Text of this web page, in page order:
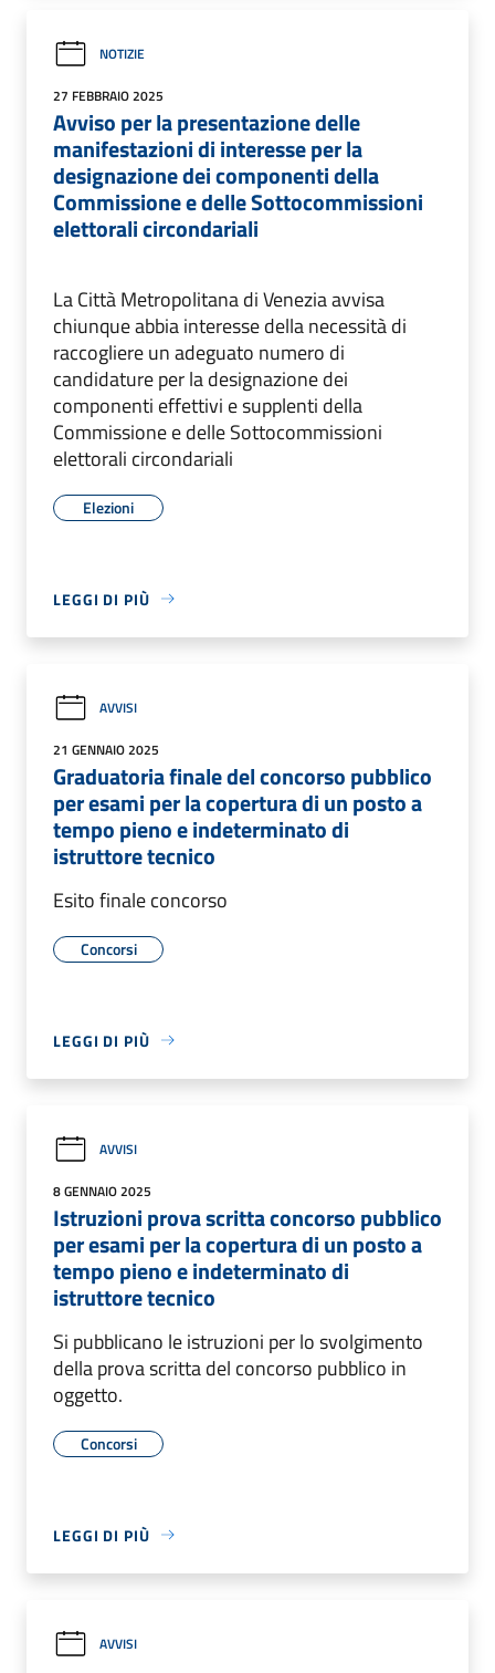
NOTIZIE
27 FEBBRAIO 2025
Avviso per la presentazione delle
manifestazioni di interesse per la
designazione dei componenti della
Commissione e delle Sottocommissioni
elettorali circondariali
La Città Metropolitana di Venezia avvisa
chiunque abbia interesse della necessità di
raccogliere un adeguato numero di
candidature per la designazione dei
componenti effettivi e supplenti della
Commissione e delle Sottocommissioni
elettorali circondariali
Elezioni
LEGGI DI PIÙ
AVVISI
21 GENNAIO 2025
Graduatoria finale del concorso pubblico
per esami per la copertura di un posto a
tempo pieno e indeterminato di
istruttore tecnico
Esito finale concorso
Concorsi
LEGGI DI PIÙ
AVVISI
8 GENNAIO 2025
Istruzioni prova scritta concorso pubblico
per esami per la copertura di un posto a
tempo pieno e indeterminato di
istruttore tecnico
Si pubblicano le istruzioni per lo svolgimento
della prova scritta del concorso pubblico in
oggetto.
Concorsi
LEGGI DI PIÙ
AVVISI